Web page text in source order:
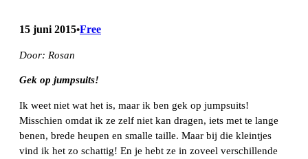
15 juni 2015•Free
Door: Rosan
Gek op jumpsuits!
Ik weet niet wat het is, maar ik ben gek op jumpsuits!
Misschien omdat ik ze zelf niet kan dragen, iets met te lange
benen, brede heupen en smalle taille. Maar bij die kleintjes
vind ik het zo schattig! En je hebt ze in zoveel verschillende